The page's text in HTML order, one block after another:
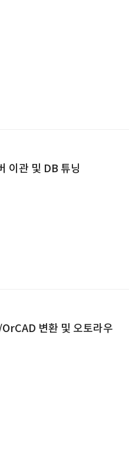
이관 및 DB 튜닝
변환 및 오토라우